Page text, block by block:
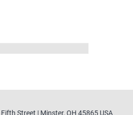
Street | Minster, OH 45865 USA